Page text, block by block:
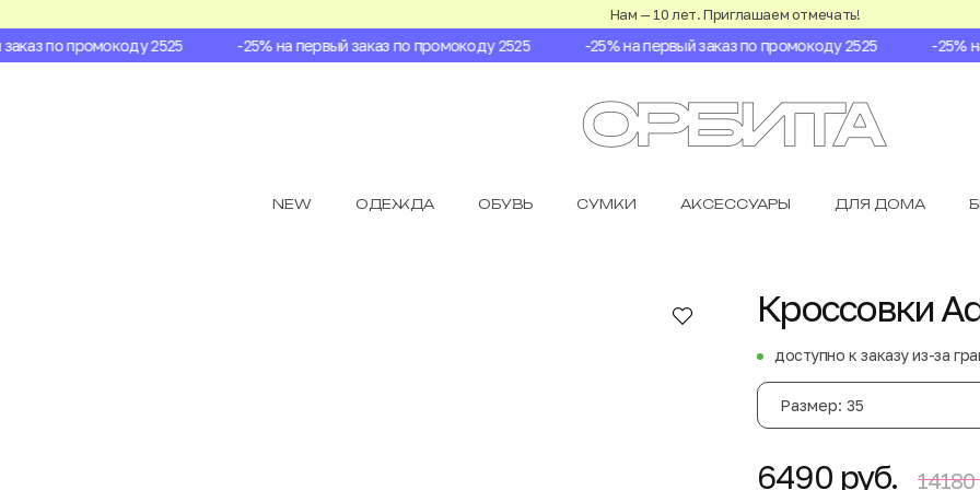
Нам — 10 лет. Приглашаем отмечать!
по промокоду 2525 -25% на первый заказ по промокоду 2525 -25% на первый заказ по промокоду 2525 -25%
NEW ОДЕЖДА ОБУВЬ СУМКИ АКСЕССУАРЫ ДЛЯ ДОМА
Кроссовки
доступно к заказу из-за
Размер: 35
6490 руб. 14180